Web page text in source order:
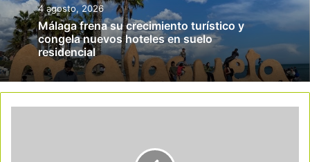
4 agosto, 2026
Málaga frena su crecimiento turístico y
congela nuevos hoteles en suelo
residencial